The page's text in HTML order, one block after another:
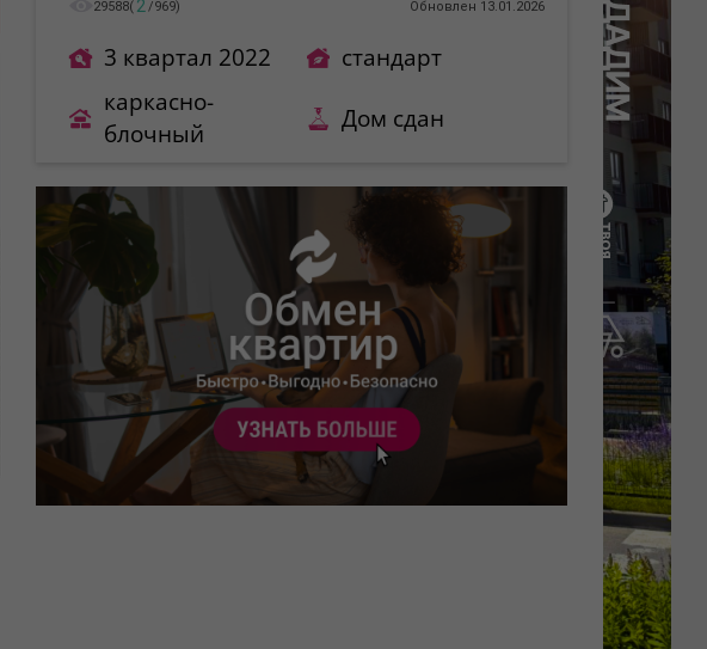
29588( 2 /969) Обновлен 13.01.2026
3 квартал 2022
стандарт
каркасно-
блочный
Дом сдан